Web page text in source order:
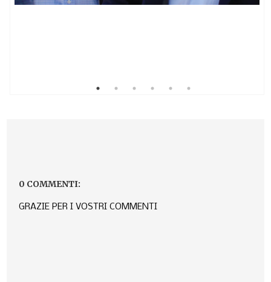
0 COMMENTI:
GRAZIE PER I VOSTRI COMMENTI